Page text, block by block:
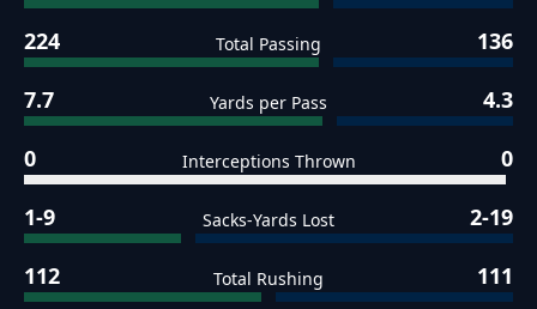
224 Total Passing 136
7.7 Yards per Pass 4.3
0 Interceptions Thrown 0
1-9 Sacks-Yards Lost 2-19
112 Total Rushing 111